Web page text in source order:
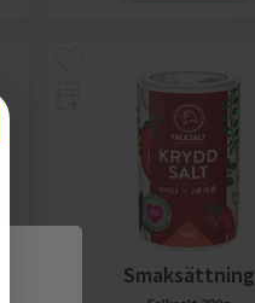
Smaksättning